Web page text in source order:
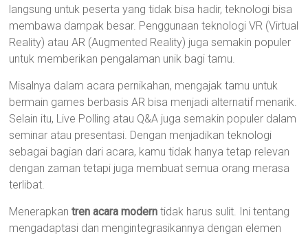
langsung untuk peserta yang tidak bisa hadir, teknologi bisa
membawa dampak besar. Penggunaan teknologi VR (Virtual
Reality) atau AR (Augmented Reality) juga semakin populer
untuk memberikan pengalaman unik bagi tamu.
Misalnya dalam acara pernikahan, mengajak tamu untuk
bermain games berbasis AR bisa menjadi alternatif menarik.
Selain itu, Live Polling atau Q&A juga semakin populer dalam
seminar atau presentasi. Dengan menjadikan teknologi
sebagai bagian dari acara, kamu tidak hanya tetap relevan
dengan zaman tetapi juga membuat semua orang merasa
terlibat.
Menerapkantren acara modern tidak harus sulit. Ini tentang
mengadaptasi dan mengintegrasikannya dengan elemen